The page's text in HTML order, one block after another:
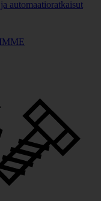
automaatioratkaisut